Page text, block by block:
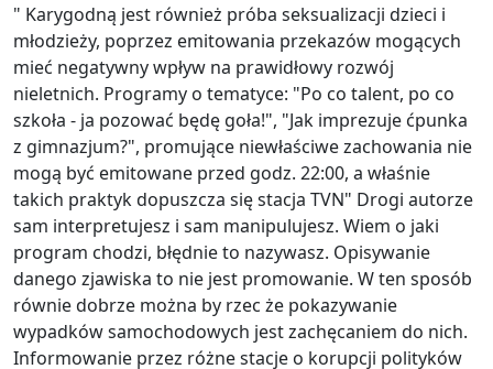
" Karygodną jest również próba seksualizacji dzieci i
młodzieży, poprzez emitowania przekazów mogących
mieć negatywny wpływ na prawidłowy rozwój
nieletnich. Programy o tematyce: "Po co talent, po co
szkoła - ja pozować będę goła!", "Jak imprezuje ćpunka
z gimnazjum?", promujące niewłaściwe zachowania nie
mogą być emitowane przed godz. 22:00, a właśnie
takich praktyk dopuszcza się stacja TVN" Drogi autorze
sam interpretujesz i sam manipulujesz. Wiem o jaki
program chodzi, błędnie to nazywasz. Opisywanie
danego zjawiska to nie jest promowanie. W ten sposób
równie dobrze można by rzec że pokazywanie
wypadków samochodowych jest zachęcaniem do nich.
Informowanie przez różne stacje o korupcji polityków